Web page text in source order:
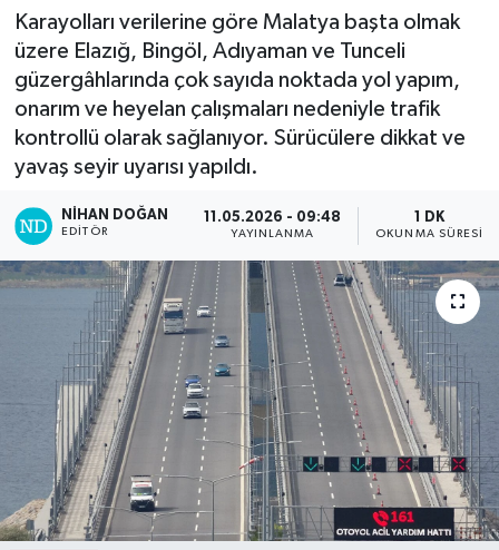
Karayolları verilerine göre Malatya başta olmak
üzere Elazığ, Bingöl, Adıyaman ve Tunceli
güzergâhlarında çok sayıda noktada yol yapım,
onarım ve heyelan çalışmaları nedeniyle trafik
kontrollü olarak sağlanıyor. Sürücülere dikkat ve
yavaş seyir uyarısı yapıldı.
NIHAN DOĞAN
EDITÖR
11.05.2026 - 09:48
YAYINLANMA
1 DK
OKUNMA SÜRESI